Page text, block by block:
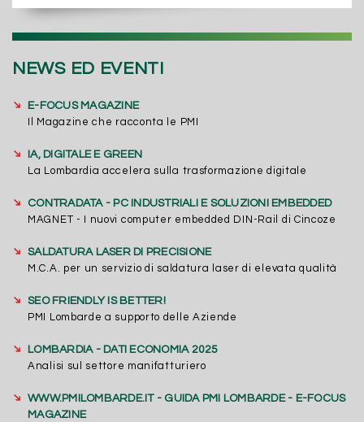
NEWS ED EVENTI
➔
E-FOCUS MAGAZINE
Il Magazine che racconta le PMI
➔
IA, DIGITALE E GREEN
La Lombardia accelera sulla trasformazione digitale
➔
CONTRADATA - PC INDUSTRIALI E SOLUZIONI EMBEDDED
MAGNET - I nuovi computer embedded DIN-Rail di Cincoze
➔
SALDATURA LASER DI PRECISIONE
M.C.A. per un servizio di saldatura laser di elevata qualità
➔
SEO FRIENDLY IS BETTER!
PMI Lombarde a supporto delle Aziende
➔
LOMBARDIA - DATI ECONOMIA 2025
Analisi sul settore manifatturiero
➔
WWW.PMILOMBARDE.IT - GUIDA PMI LOMBARDE - E-FOCUS
MAGAZINE